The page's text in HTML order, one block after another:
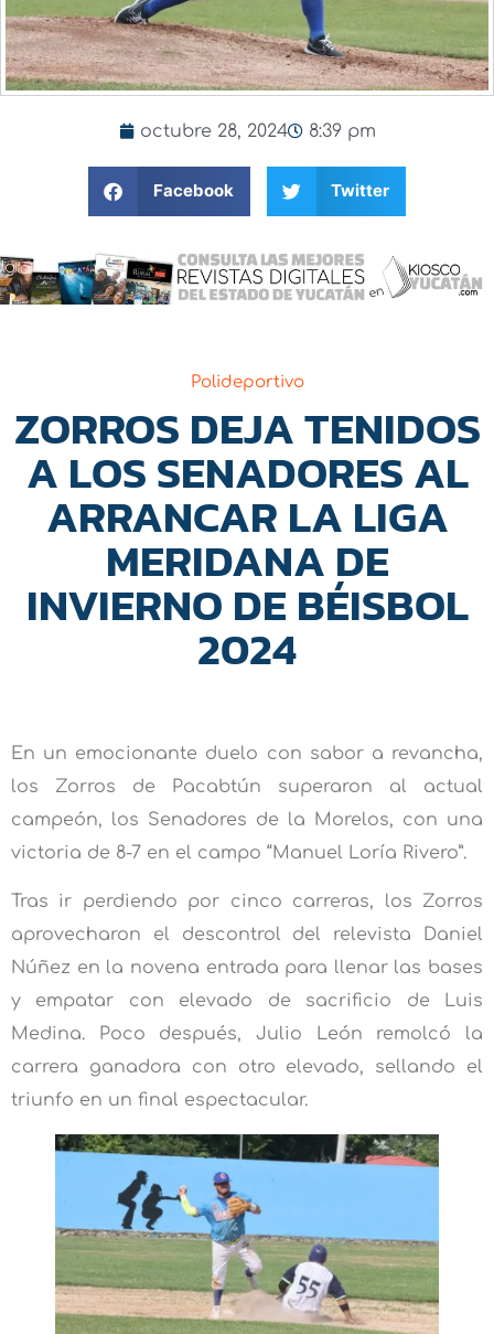
octubre 28, 2024 8:39 pm
Facebook Twitter
Polideportivo
ZORROS DEJA TENIDOS
A LOS SENADORES AL
ARRANCAR LA LIGA
MERIDANA DE
INVIERNO DE BÉISBOL
2024
En un emocionante duelo con sabor a revancha,
los Zorros de Pacabtún superaron al actual
campeón, los Senadores de la Morelos, con una
victoria de 8-7 en el campo “Manuel Loría Rivero”.
Tras ir perdiendo por cinco carreras, los Zorros
aprovecharon el descontrol del relevista Daniel
Núñez en la novena entrada para llenar las bases
y empatar con elevado de sacrificio de Luis
Medina. Poco después, Julio León remolcó la
carrera ganadora con otro elevado, sellando el
triunfo en un final espectacular.